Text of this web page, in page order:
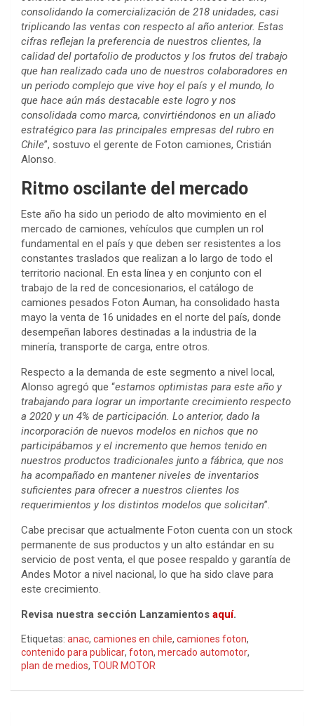
consolidando la comercialización de 218 unidades, casi
triplicando las ventas con respecto al año anterior. Estas
cifras reflejan la preferencia de nuestros clientes, la
calidad del portafolio de productos y los frutos del trabajo
que han realizado cada uno de nuestros colaboradores en
un periodo complejo que vive hoy el país y el mundo, lo
que hace aún más destacable este logro y nos
consolidada como marca, convirtiéndonos en un aliado
estratégico para las principales empresas del rubro en
Chile”, sostuvo el gerente de Foton camiones, Cristián
Alonso.
Ritmo oscilante del mercado
Este año ha sido un periodo de alto movimiento en el
mercado de camiones, vehículos que cumplen un rol
fundamental en el país y que deben ser resistentes a los
constantes traslados que realizan a lo largo de todo el
territorio nacional. En esta línea y en conjunto con el
trabajo de la red de concesionarios, el catálogo de
camiones pesados Foton Auman, ha consolidado hasta
mayo la venta de 16 unidades en el norte del país, donde
desempeñan labores destinadas a la industria de la
minería, transporte de carga, entre otros.
Respecto a la demanda de este segmento a nivel local,
Alonso agregó que “estamos optimistas para este año y
trabajando para lograr un importante crecimiento respecto
a 2020 y un 4% de participación. Lo anterior, dado la
incorporación de nuevos modelos en nichos que no
participábamos y el incremento que hemos tenido en
nuestros productos tradicionales junto a fábrica, que nos
ha acompañado en mantener niveles de inventarios
suficientes para ofrecer a nuestros clientes los
requerimientos y los distintos modelos que solicitan”.
Cabe precisar que actualmente Foton cuenta con un stock
permanente de sus productos y un alto estándar en su
servicio de post venta, el que posee respaldo y garantía de
Andes Motor a nivel nacional, lo que ha sido clave para
este crecimiento.
Revisa nuestra sección Lanzamientos aquí.
Etiquetas: anac, camiones en chile, camiones foton,
contenido para publicar, foton, mercado automotor,
plan de medios, TOUR MOTOR